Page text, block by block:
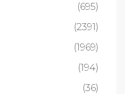
(695)
(2391)
(1969)
(194)
(36)